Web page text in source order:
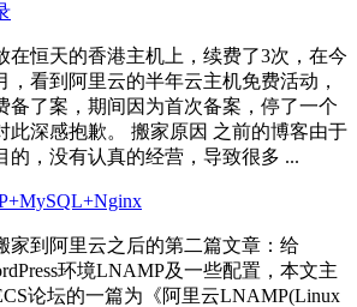
在恒天的香港主机上，续费了3次，在今
，看到阿里云的半年云主机免费活动，
备了案，期间因为首次备案，停了一个
此深感抱歉。 搬家原因 之前的博客由于
的，没有认真的经营，导致很多 ...
家到阿里云之后的第二篇文章：给
环境LNAMP及一些配置，本文主
论坛的一篇为《阿里云LNAMP(Linux